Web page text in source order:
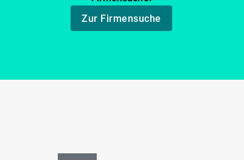
Zur Firmensuche